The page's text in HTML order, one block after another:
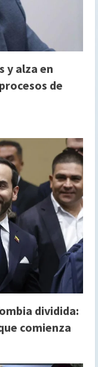
y alza en
de
dividida:
comienza